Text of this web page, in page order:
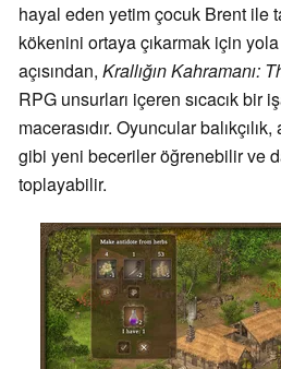
hayal eden yetim çocuk Brent ile
kökenini ortaya çıkarmak için
açısından, Krallığın Kahramanı:
RPG unsurları içeren sıcacık bir
macerasıdır. Oyuncular balıkçılık,
gibi yeni beceriler öğrenebilir ve
toplayabilir.